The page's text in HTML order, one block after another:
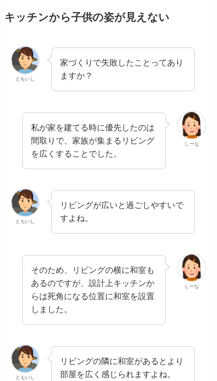
キッチンから子供の姿が見えない
ともいし
家づくりで失敗したことってあり
ますか？
しーな
私が家を建てる時に優先したのは
間取りで、家族が集まるリビング
を広くすることでした。
ともいし
リビングが広いと過ごしやすいで
すよね。
しーな
そのため、リビングの横に和室も
あるのですが、設計上キッチンか
らは死角になる位置に和室を設置
しました。
ともいし
リビングの隣に和室があるとより
部屋を広く感じられますよね。